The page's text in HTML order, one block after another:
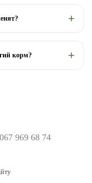
корм?
969 68 74